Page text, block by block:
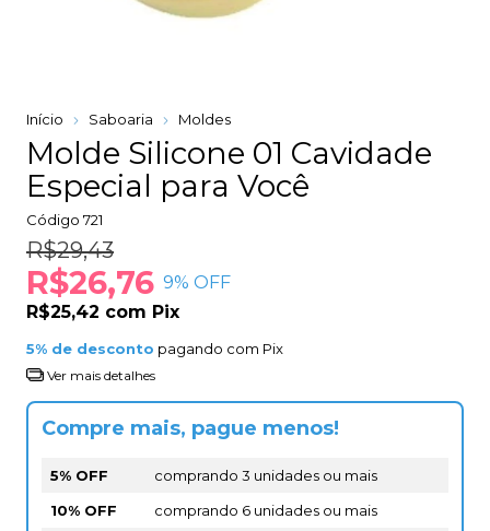
Início Saboaria Moldes
Molde Silicone 01 Cavidade
Especial para Você
Código 721
R$29,43
R$26,76 9% OFF
R$25,42 com Pix
5% de desconto pagando com Pix
Ver mais detalhes
Compre mais, pague menos!
5% OFF
comprando 3 unidades ou mais
10% OFF
comprando 6 unidades ou mais